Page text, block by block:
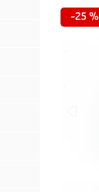
-25 %